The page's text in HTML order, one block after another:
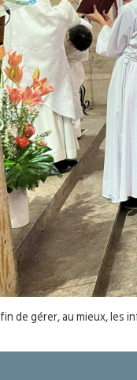
de gérer, au mieux, les